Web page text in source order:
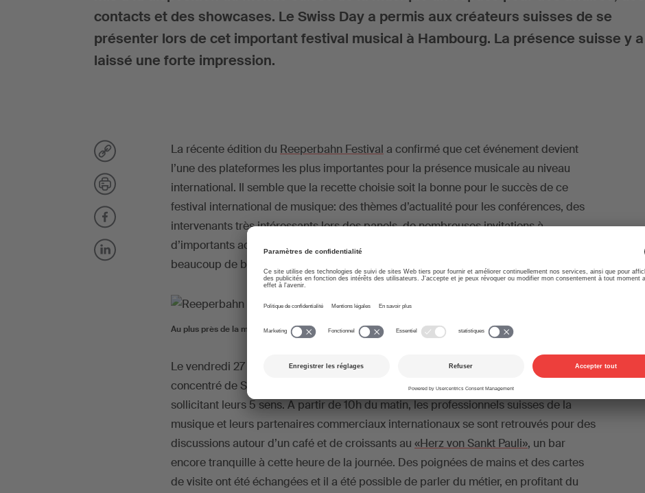
contacts et des showcases. Le Swiss Day a permis aux créateurs suisses de se
présenter lors de cet important festival musical à Hambourg. La présence suisse y a
laissé une forte impression.
La récente édition du Reeperbahn Festival a confirmé que cet événement devient
l’une des plateformes les plus importantes pour la présence musicale au niveau
international. Il semble que la recette choisie soit la bonne pour le succès de ce
festival international de musique: des thèmes d’actualité pour les conférences, des
intervenants très intéressants lors des panels, de nombreuses invitations à
d’importants acteurs du commerce musical européen (get-together) et surtout
beaucoup de bonne musique.
Au plus près de la musique pop suisse au «Herz von St. Pauli». (Photo: Marcel Kaufmann)
Le vendredi 27 septembre 2013, les helvètes ont été bien mis en évidence: un
concentré de Suisse a été proposé aux représentants du business musical, en
sollicitant leurs 5 sens. A partir de 10h du matin, les professionnels suisses de la
musique et leurs partenaires commerciaux internationaux se sont retrouvés pour des
discussions autour d’un café et de croissants au «Herz von Sankt Pauli», un bar
encore tranquille à cette heure de la journée. Des poignées de mains et des cartes
de visite ont été échangées et il a été possible de parler du métier, en profitant du